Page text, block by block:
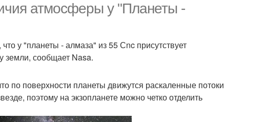
атмосферы у "Планеты -
у "планеты - алмаза" из 55 Сnc присутствует
земли, сообщает Nasa.
по поверхности планеты движутся раскаленные потоки
поэтому на экзопланете можно четко отделить